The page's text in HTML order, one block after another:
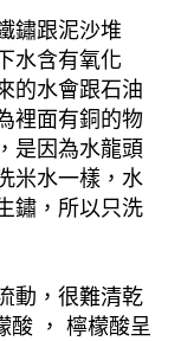
鏽跟泥沙堆
水含有氧化
的水會跟石油
裡面有銅的物
是因為水龍頭
米水一樣，水
鏽，所以只洗
動，很難清乾
酸 ， 檸檬酸呈